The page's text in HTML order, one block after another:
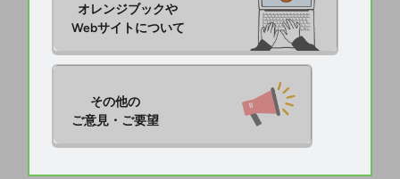
オレンジブックや
Webサイトについて
その他の
ご意見・ご要望